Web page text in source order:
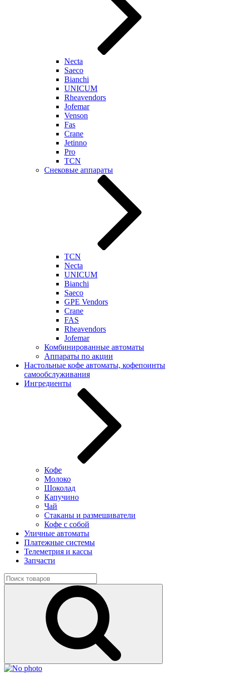
Necta
Saeco
Bianchi
UNICUM
Rheavendors
Jofemar
Venson
Fas
Crane
Jetinno
Pro
TCN
Снековые аппараты
TCN
Necta
UNICUM
Bianchi
Saeco
GPE Vendors
Crane
FAS
Rheavendors
Jofemar
Комбинированные автоматы
Аппараты по акции
Настольные кофе автоматы, кофепоинты
самообслуживания
Ингредиенты
Кофе
Молоко
Шоколад
Капучино
Чай
Стаканы и размешиватели
Кофе с собой
Уличные автоматы
Платежные системы
Телеметрия и кассы
Запчасти